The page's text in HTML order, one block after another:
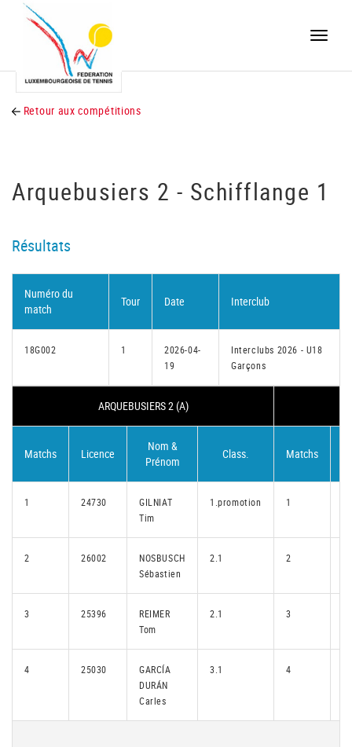
Toggle
Retour aux compétitions
Arquebusiers 2 - Schifflange 1
Résultats
Numéro du
match
Tour Date Interclub
18G002 1
2026-04-
19
Interclubs 2026 - U18
Garçons
ARQUEBUSIERS 2 (A)
Matchs Licence
Nom &
Prénom
Class. Matchs
1 24730
GILNIAT
Tim
1.promotion 1
2 26002
NOSBUSCH
Sébastien
2.1 2
3 25396
REIMER
Tom
2.1 3
4 25030
GARCÍA
DURÁN
Carles
3.1 4